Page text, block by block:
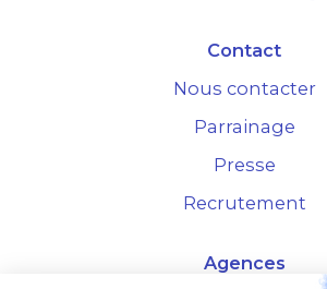
Contact
Nous contacter
Parrainage
Presse
Recrutement
Agences